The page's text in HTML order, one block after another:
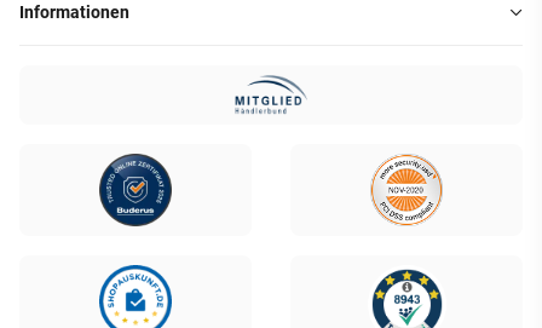
Informationen